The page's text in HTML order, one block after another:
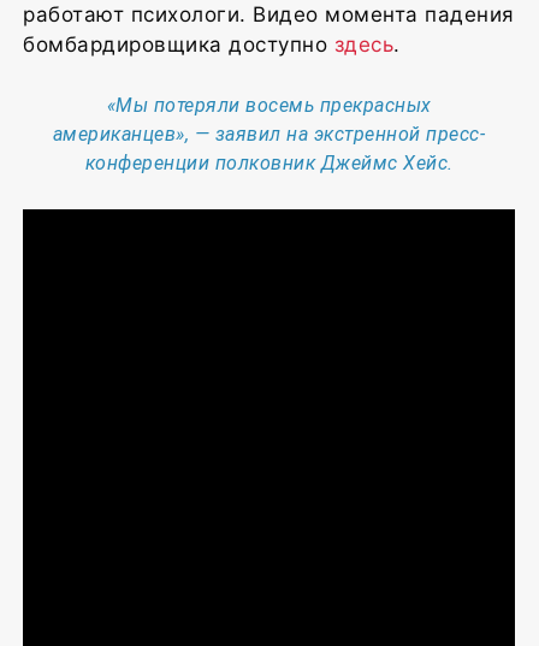
работают психологи. Видео момента падения
бомбардировщика доступно здесь.
«Мы потеряли восемь прекрасных
американцев», — заявил на экстренной пресс-
конференции полковник Джеймс Хейс.